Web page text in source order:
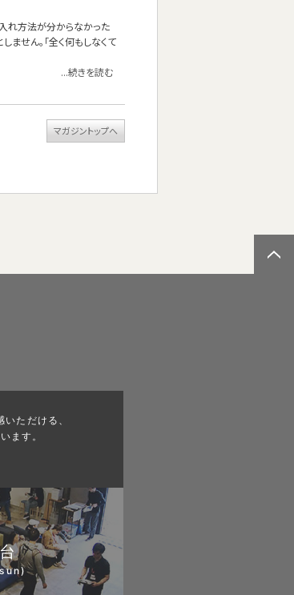
入れ方法が分からなかった
せん。「全く何もしなくて
...続きを読む
マガジントップへ
ただける、
ます。